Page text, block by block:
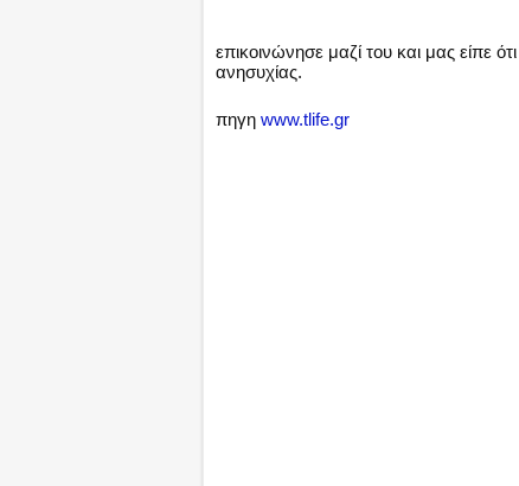
επικοινώνησε μαζί του και μας είπε
ανησυχίας.
πηγη www.tlife.gr